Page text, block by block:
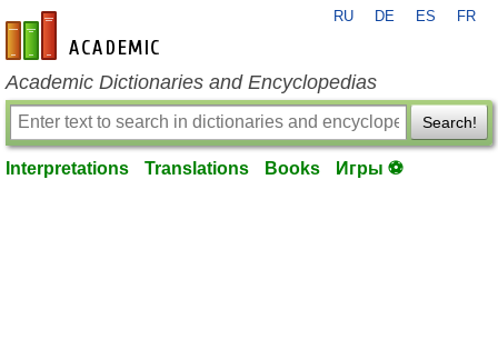
en-academic.com
RU DE ES FR
Academic Dictionaries and Encyclopedias
Search!
Interpretations Translations Books Игры ⚽